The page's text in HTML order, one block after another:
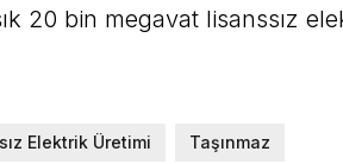
20 bin megavat lisanssız
Elektrik Üretimi Taşınmaz